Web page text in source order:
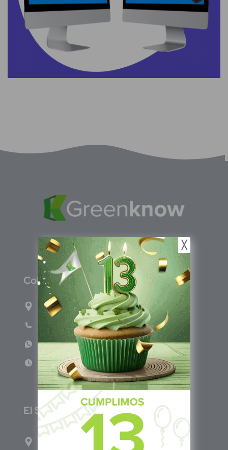
Colombia
Carrera 71G #117-67 INT 3 OFI 701
Teléfono: (601) 522 3869
WhatsApp: +57 317 4651554
Lun - Vie 8:00am - 5:00pm
El Salvador
1ro Cll Pte, y 61 Av Nte, #3206, Local 9, San
╳